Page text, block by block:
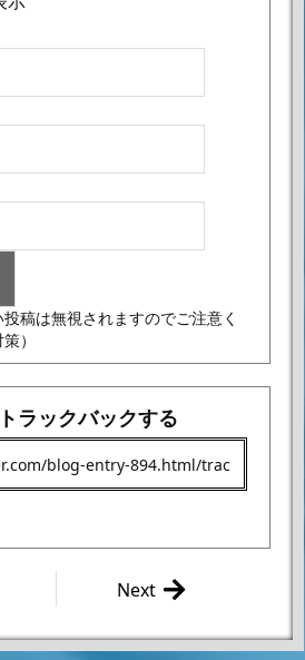
稿は無視されますのでご注意く
）
ラックバックする
ー。
Next